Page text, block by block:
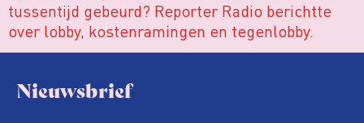
tussentijd gebeurd? Reporter Radio berichtte
over lobby, kostenramingen en tegenlobby.
Nieuwsbrief